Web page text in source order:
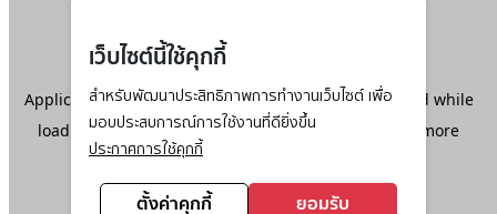
เว็บไซต์นี้ใช้คุกกี้
สำหรับพัฒนาประสิทธิภาพการทำงานเว็บไซต์ เพื่อ
มอบประสบการณ์การใช้งานที่ดียิ่งขึ้น
ประกาศการใช้คุกกี้
ตั้งค่าคุกกี้ ยอมรับ
Application error: aclient-side exception has occurred while
loadingwww.ktc.co.th(see the browser console
for more
information).